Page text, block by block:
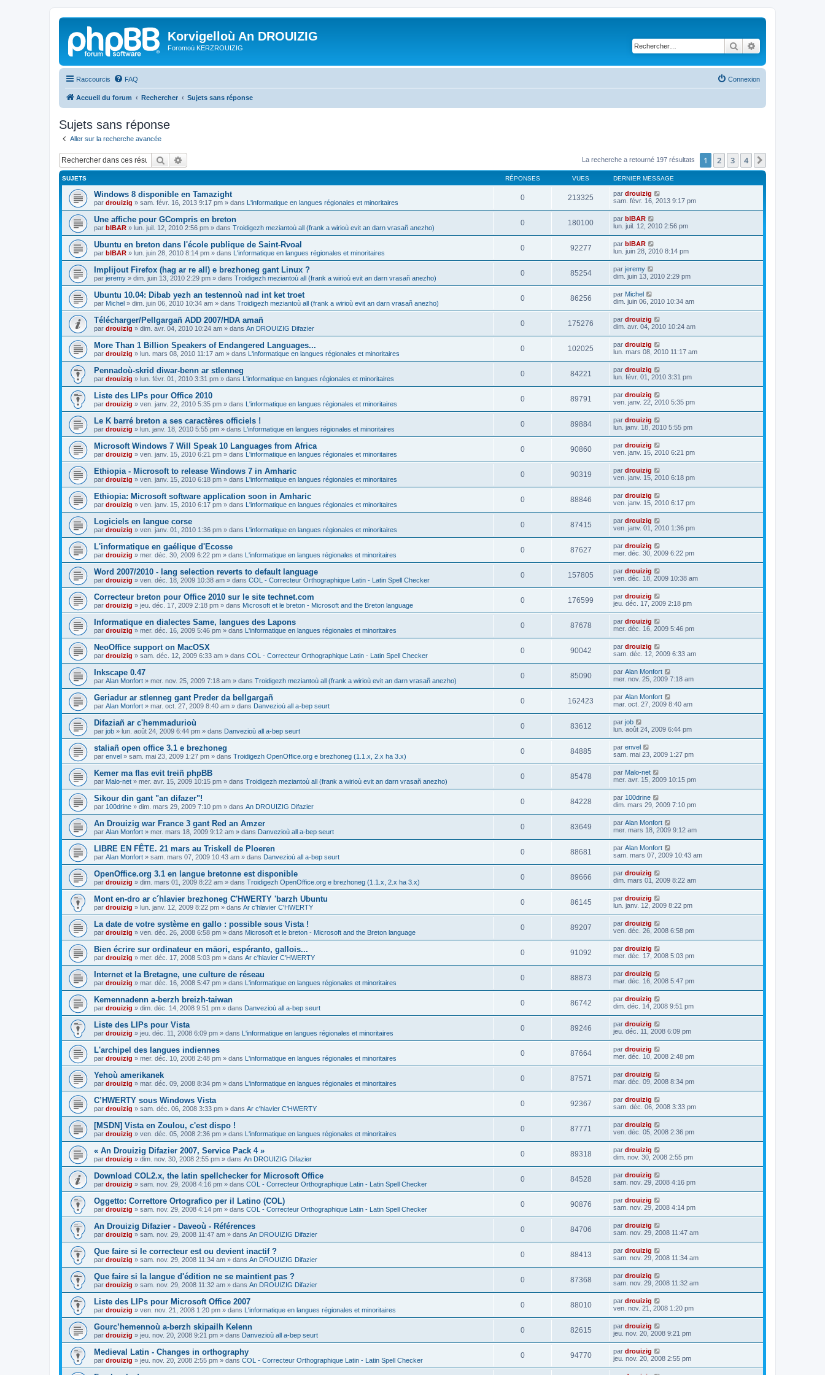
Korvigelloù An DROUIZIG
Foromoù KERZROUIZIG Rechercher
Raccourcis FAQ Connexion
Accueil du forum Rechercher Sujets sans réponse
Sujets sans réponse
Aller sur la recherche avancée
Rechercher La recherche a retourné 197 résultats 1 2 3 4
SUJETS RÉPONSES VUES DERNIER MESSAGE
Windows 8 disponible en Tamazight
par drouizig » sam. févr. 16, 2013 9:17 pm » dans L'informatique en langues régionales et minoritaires
0 213325 par drouizig
sam. févr. 16, 2013 9:17 pm
Une affiche pour GCompris en breton
par bIBAR » lun. juil. 12, 2010 2:56 pm » dans Troidigezh meziantoù all (frank a wirioù evit an darn vrasañ anezho)
0 180100 par bIBAR
lun. juil. 12, 2010 2:56 pm
Ubuntu en breton dans l'école publique de Saint-Rvoal
par bIBAR » lun. juin 28, 2010 8:14 pm » dans L'informatique en langues régionales et minoritaires
0 92277 par bIBAR
lun. juin 28, 2010 8:14 pm
Implijout Firefox (hag ar re all) e brezhoneg gant Linux ?
par jeremy » dim. juin 13, 2010 2:29 pm » dans Troidigezh meziantoù all (frank a wirioù evit an darn vrasañ anezho)
0 85254 par jeremy
dim. juin 13, 2010 2:29 pm
Ubuntu 10.04: Dibab yezh an testennoù nad int ket troet
par Michel » dim. juin 06, 2010 10:34 am » dans Troidigezh meziantoù all (frank a wirioù evit an darn vrasañ anezho)
0 86256 par Michel
dim. juin 06, 2010 10:34 am
Télécharger/Pellgargañ ADD 2007/HDA amañ
par drouizig » dim. avr. 04, 2010 10:24 am » dans An DROUIZIG Difazier
0 175276 par drouizig
dim. avr. 04, 2010 10:24 am
More Than 1 Billion Speakers of Endangered Languages...
par drouizig » lun. mars 08, 2010 11:17 am » dans L'informatique en langues régionales et minoritaires
0 102025 par drouizig
lun. mars 08, 2010 11:17 am
Pennadoù-skrid diwar-benn ar stlenneg
par drouizig » lun. févr. 01, 2010 3:31 pm » dans L'informatique en langues régionales et minoritaires
0 84221 par drouizig
lun. févr. 01, 2010 3:31 pm
Liste des LIPs pour Office 2010
par drouizig » ven. janv. 22, 2010 5:35 pm » dans L'informatique en langues régionales et minoritaires
0 89791 par drouizig
ven. janv. 22, 2010 5:35 pm
Le K barré breton a ses caractères officiels !
par drouizig » lun. janv. 18, 2010 5:55 pm » dans L'informatique en langues régionales et minoritaires
0 89884 par drouizig
lun. janv. 18, 2010 5:55 pm
Microsoft Windows 7 Will Speak 10 Languages from Africa
par drouizig » ven. janv. 15, 2010 6:21 pm » dans L'informatique en langues régionales et minoritaires
0 90860 par drouizig
ven. janv. 15, 2010 6:21 pm
Ethiopia - Microsoft to release Windows 7 in Amharic
par drouizig » ven. janv. 15, 2010 6:18 pm » dans L'informatique en langues régionales et minoritaires
0 90319 par drouizig
ven. janv. 15, 2010 6:18 pm
Ethiopia: Microsoft software application soon in Amharic
par drouizig » ven. janv. 15, 2010 6:17 pm » dans L'informatique en langues régionales et minoritaires
0 88846 par drouizig
ven. janv. 15, 2010 6:17 pm
Logiciels en langue corse
par drouizig » ven. janv. 01, 2010 1:36 pm » dans L'informatique en langues régionales et minoritaires
0 87415 par drouizig
ven. janv. 01, 2010 1:36 pm
L'informatique en gaélique d'Ecosse
par drouizig » mer. déc. 30, 2009 6:22 pm » dans L'informatique en langues régionales et minoritaires
0 87627 par drouizig
mer. déc. 30, 2009 6:22 pm
Word 2007/2010 - lang selection reverts to default language
par drouizig » ven. déc. 18, 2009 10:38 am » dans COL - Correcteur Orthographique Latin - Latin Spell Checker
0 157805 par drouizig
ven. déc. 18, 2009 10:38 am
Correcteur breton pour Office 2010 sur le site technet.com
par drouizig » jeu. déc. 17, 2009 2:18 pm » dans Microsoft et le breton - Microsoft and the Breton language
0 176599 par drouizig
jeu. déc. 17, 2009 2:18 pm
Informatique en dialectes Same, langues des Lapons
par drouizig » mer. déc. 16, 2009 5:46 pm » dans L'informatique en langues régionales et minoritaires
0 87678 par drouizig
mer. déc. 16, 2009 5:46 pm
NeoOffice support on MacOSX
par drouizig » sam. déc. 12, 2009 6:33 am » dans COL - Correcteur Orthographique Latin - Latin Spell Checker
0 90042 par drouizig
sam. déc. 12, 2009 6:33 am
Inkscape 0.47
par Alan Monfort » mer. nov. 25, 2009 7:18 am » dans Troidigezh meziantoù all (frank a wirioù evit an darn vrasañ anezho)
0 85090 par Alan Monfort
mer. nov. 25, 2009 7:18 am
Geriadur ar stlenneg gant Preder da bellgargañ
par Alan Monfort » mar. oct. 27, 2009 8:40 am » dans Danvezioù all a-bep seurt
0 162423 par Alan Monfort
mar. oct. 27, 2009 8:40 am
Difaziañ ar c'hemmadurioù
par job » lun. août 24, 2009 6:44 pm » dans Danvezioù all a-bep seurt
0 83612 par job
lun. août 24, 2009 6:44 pm
staliañ open office 3.1 e brezhoneg
par envel » sam. mai 23, 2009 1:27 pm » dans Troidigezh OpenOffice.org e brezhoneg (1.1.x, 2.x ha 3.x)
0 84885 par envel
sam. mai 23, 2009 1:27 pm
Kemer ma flas evit treiñ phpBB
par Malo-net » mer. avr. 15, 2009 10:15 pm » dans Troidigezh meziantoù all (frank a wirioù evit an darn vrasañ anezho)
0 85478 par Malo-net
mer. avr. 15, 2009 10:15 pm
Sikour din gant "an difazer"!
par 100drine » dim. mars 29, 2009 7:10 pm » dans An DROUIZIG Difazier
0 84228 par 100drine
dim. mars 29, 2009 7:10 pm
An Drouizig war France 3 gant Red an Amzer
par Alan Monfort » mer. mars 18, 2009 9:12 am » dans Danvezioù all a-bep seurt
0 83649 par Alan Monfort
mer. mars 18, 2009 9:12 am
LIBRE EN FÊTE. 21 mars au Triskell de Ploeren
par Alan Monfort » sam. mars 07, 2009 10:43 am » dans Danvezioù all a-bep seurt
0 88681 par Alan Monfort
sam. mars 07, 2009 10:43 am
OpenOffice.org 3.1 en langue bretonne est disponible
par drouizig » dim. mars 01, 2009 8:22 am » dans Troidigezh OpenOffice.org e brezhoneg (1.1.x, 2.x ha 3.x)
0 89666 par drouizig
dim. mars 01, 2009 8:22 am
Mont en-dro ar c´hlavier brezhoneg C'HWERTY 'barzh Ubuntu
par drouizig » lun. janv. 12, 2009 8:22 pm » dans Ar c'hlavier C'HWERTY
0 86145 par drouizig
lun. janv. 12, 2009 8:22 pm
La date de votre système en gallo : possible sous Vista !
par drouizig » ven. déc. 26, 2008 6:58 pm » dans Microsoft et le breton - Microsoft and the Breton language
0 89207 par drouizig
ven. déc. 26, 2008 6:58 pm
Bien écrire sur ordinateur en māori, espéranto, gallois...
par drouizig » mer. déc. 17, 2008 5:03 pm » dans Ar c'hlavier C'HWERTY
0 91092 par drouizig
mer. déc. 17, 2008 5:03 pm
Internet et la Bretagne, une culture de réseau
par drouizig » mar. déc. 16, 2008 5:47 pm » dans L'informatique en langues régionales et minoritaires
0 88873 par drouizig
mar. déc. 16, 2008 5:47 pm
Kemennadenn a-berzh breizh-taiwan
par drouizig » dim. déc. 14, 2008 9:51 pm » dans Danvezioù all a-bep seurt
0 86742 par drouizig
dim. déc. 14, 2008 9:51 pm
Liste des LIPs pour Vista
par drouizig » jeu. déc. 11, 2008 6:09 pm » dans L'informatique en langues régionales et minoritaires
0 89246 par drouizig
jeu. déc. 11, 2008 6:09 pm
L'archipel des langues indiennes
par drouizig » mer. déc. 10, 2008 2:48 pm » dans L'informatique en langues régionales et minoritaires
0 87664 par drouizig
mer. déc. 10, 2008 2:48 pm
Yehoù amerikanek
par drouizig » mar. déc. 09, 2008 8:34 pm » dans L'informatique en langues régionales et minoritaires
0 87571 par drouizig
mar. déc. 09, 2008 8:34 pm
C’HWERTY sous Windows Vista
par drouizig » sam. déc. 06, 2008 3:33 pm » dans Ar c'hlavier C'HWERTY
0 92367 par drouizig
sam. déc. 06, 2008 3:33 pm
[MSDN] Vista en Zoulou, c'est dispo !
par drouizig » ven. déc. 05, 2008 2:36 pm » dans L'informatique en langues régionales et minoritaires
0 87771 par drouizig
ven. déc. 05, 2008 2:36 pm
« An Drouizig Difazier 2007, Service Pack 4 »
par drouizig » dim. nov. 30, 2008 2:55 pm » dans An DROUIZIG Difazier
0 89318 par drouizig
dim. nov. 30, 2008 2:55 pm
Download COL2.x, the latin spellchecker for Microsoft Office
par drouizig » sam. nov. 29, 2008 4:16 pm » dans COL - Correcteur Orthographique Latin - Latin Spell Checker
0 84528 par drouizig
sam. nov. 29, 2008 4:16 pm
Oggetto: Correttore Ortografico per il Latino (COL)
par drouizig » sam. nov. 29, 2008 4:14 pm » dans COL - Correcteur Orthographique Latin - Latin Spell Checker
0 90876 par drouizig
sam. nov. 29, 2008 4:14 pm
An Drouizig Difazier - Daveoù - Références
par drouizig » sam. nov. 29, 2008 11:47 am » dans An DROUIZIG Difazier
0 84706 par drouizig
sam. nov. 29, 2008 11:47 am
Que faire si le correcteur est ou devient inactif ?
par drouizig » sam. nov. 29, 2008 11:34 am » dans An DROUIZIG Difazier
0 88413 par drouizig
sam. nov. 29, 2008 11:34 am
Que faire si la langue d'édition ne se maintient pas ?
par drouizig » sam. nov. 29, 2008 11:32 am » dans An DROUIZIG Difazier
0 87368 par drouizig
sam. nov. 29, 2008 11:32 am
Liste des LIPs pour Microsoft Office 2007
par drouizig » ven. nov. 21, 2008 1:20 pm » dans L'informatique en langues régionales et minoritaires
0 88010 par drouizig
ven. nov. 21, 2008 1:20 pm
Gourc’hemennoù a-berzh skipailh Kelenn
par drouizig » jeu. nov. 20, 2008 9:21 pm » dans Danvezioù all a-bep seurt
0 82615 par drouizig
jeu. nov. 20, 2008 9:21 pm
Medieval Latin - Changes in orthography
par drouizig » jeu. nov. 20, 2008 2:55 pm » dans COL - Correcteur Orthographique Latin - Latin Spell Checker
0 94770 par drouizig
jeu. nov. 20, 2008 2:55 pm